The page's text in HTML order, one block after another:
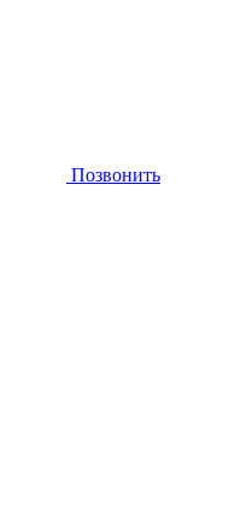
Позвонить